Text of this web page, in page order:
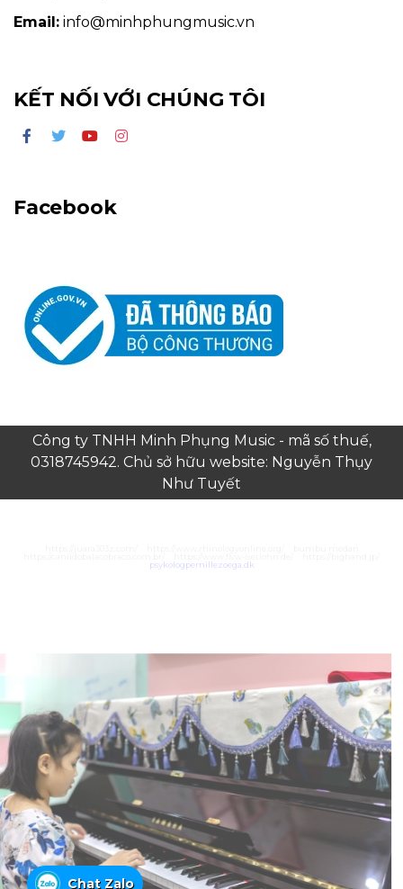
Email: info@minhphungmusic.vn
KẾT NỐI VỚI CHÚNG TÔI
Facebook
Công ty TNHH Minh Phụng Music - mã số thuế,
0318745942. Chủ sở hữu website: Nguyễn Thụy
Như Tuyết
Chat Zalo
psykologpernillezoega.dk